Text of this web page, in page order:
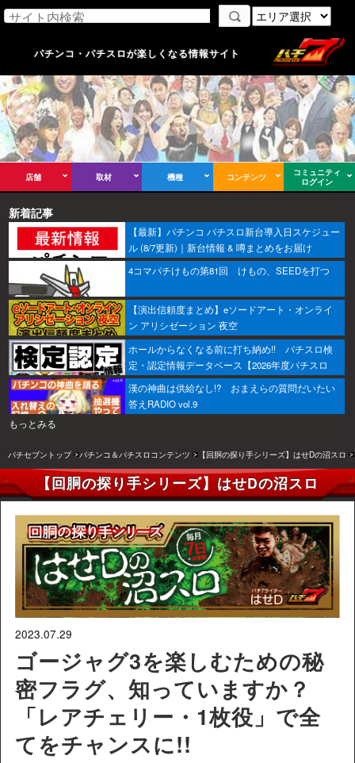
パチンコ・パチスロが楽しくなる情報サイト
店舗 取材 機種 コンテンツ
コミュニティ
ログイン
新着記事
【最新】パチンコ パチスロ新台導入日スケジュー
ル (8/7更新)｜新台情報 & 噂まとめをお届け
4コマパチけもの第81回 けもの、SEEDを打つ
【演出信頼度まとめ】eソードアート・オンライ
ン アリシゼーション 夜空
ホールからなくなる前に打ち納め!! パチスロ検
定・認定情報データベース【2026年度パチスロ
版】
漢の神曲は供給なし!? おまえらの質問だいたい
答えRADIO vol.9
もっとみる
パチセブントップ パチンコ＆パチスロコンテンツ 【回胴の探り手シリーズ】はせDの沼スロ
【回胴の探り手シリーズ】はせDの沼スロ
2023.07.29
ゴージャグ3を楽しむための秘
密フラグ、知っていますか？
「レアチェリー・1枚役」で全
てをチャンスに!!